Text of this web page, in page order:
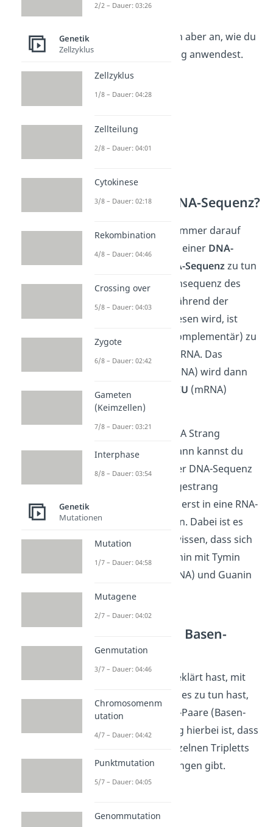
innen nach außen!
Schauen wir uns nun aber an, wie du
die Codesonne richtig anwendest.
1. DNA- oder RNA-Sequenz?
Zunächst musst du immer darauf
achten, ob du es mit einer DNA-
mRNA-Sequenzzu tun
hast. Denn die Basensequenz des
DNA-Strangs, der während der
Transkription abgelesen wird, ist
entgegengesetzt (komplementär) zu
der entstehenden mRNA. Das
(DNA) wird dann
beispielsweise zu
ACU (mRNA)
umgeschrieben.
Wenn du einen mRNA Strang
analysieren sollst, dann kannst du
direkt starten. Bei der DNA-Sequenz
musst du den Vorlagestrang
(codogenen Strang) erst in eine RNA-
Sequenz umwandeln. Dabei ist es
wichtig für dich zu wissen, dass sich
immer die Base Adenin mit Tymin
(bzw. Uracil in der RNA) und Guanin
mit Cytosin paart.
2. Einteilung in Basen-
Tripletts
Nachdem du jetzt geklärt hast, mit
welcher Sequenz du es zu tun hast,
teilst du diese in 3er-Paare (Basen-
Tripletts) ein. Wichtig hierbei ist, dass
es zwischen den einzelnen Tripletts
keine Überschneidungen gibt.
2/2 – Dauer: 03:26
Genetik
Zellzyklus
Zellzyklus
1/8 – Dauer: 04:28
Zellteilung
2/8 – Dauer: 04:01
Cytokinese
3/8 – Dauer: 02:18
Rekombination
4/8 – Dauer: 04:46
Crossing over
5/8 – Dauer: 04:03
Zygote
6/8 – Dauer: 02:42
Gameten
(Keimzellen)
7/8 – Dauer: 03:21
Interphase
8/8 – Dauer: 03:54
Genetik
Mutationen
Mutation
1/7 – Dauer: 04:58
Mutagene
2/7 – Dauer: 04:02
Genmutation
3/7 – Dauer: 04:46
Chromosomenm
utation
4/7 – Dauer: 04:42
Punktmutation
5/7 – Dauer: 04:05
Genommutation